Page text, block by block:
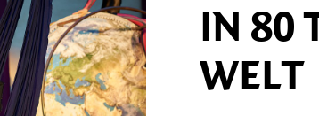
IN 80
WELT